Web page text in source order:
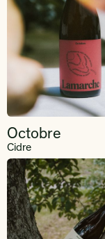
Octobre
Cidre